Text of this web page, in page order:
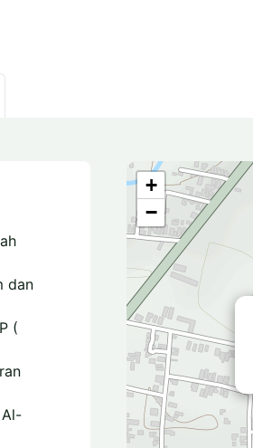
dan
(
+
−